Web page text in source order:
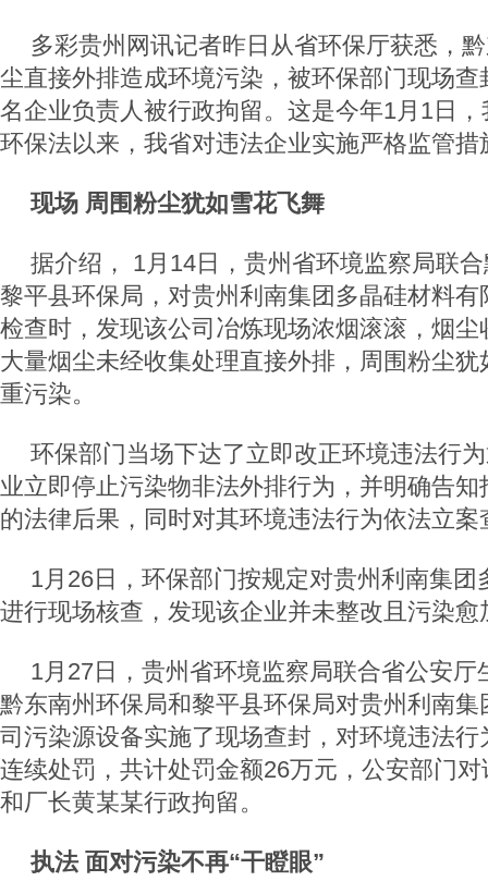
多彩贵州网讯记者昨日从省环保厅获悉，
尘直接外排造成环境污染，被环保部门现场
名企业负责人被行政拘留。这是今年1月1日
环保法以来，我省对违法企业实施严格监管措
现场 周围粉尘犹如雪花飞舞
据介绍， 1月14日，贵州省环境监察局联
黎平县环保局，对贵州利南集团多晶硅材料
检查时，发现该公司冶炼现场浓烟滚滚，烟
大量烟尘未经收集处理直接外排，周围粉尘
重污染。
环保部门当场下达了立即改正环境违法行
业立即停止污染物非法外排行为，并明确告
的法律后果，同时对其环境违法行为依法立案
1月26日，环保部门按规定对贵州利南集团
进行现场核查，发现该企业并未整改且污染愈
1月27日，贵州省环境监察局联合省公安厅
黔东南州环保局和黎平县环保局对贵州利南
司污染源设备实施了现场查封，对环境违法
连续处罚，共计处罚金额26万元，公安部门
和厂长黄某某行政拘留。
执法 面对污染不再“干瞪眼”